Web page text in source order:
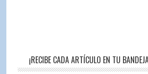
¡RECIBE CADA ARTÍCULO EN TU